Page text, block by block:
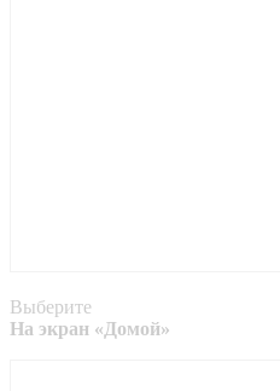
Выберите
На экран «Домой»